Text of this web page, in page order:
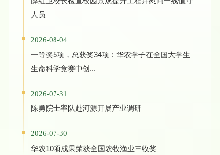
人员
2026-08-04
一等奖5项，总获奖34项：华农学子在全国大学生
生命科学竞赛中创...
2026-07-31
陈勇院士率队赴河源开展产业调研
2026-07-30
华农10项成果荣获全国农牧渔业丰收奖